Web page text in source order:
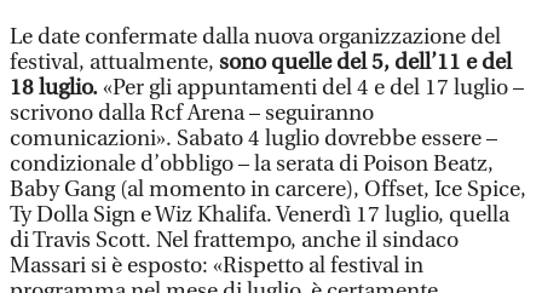
Le date confermate dalla nuova organizzazione del
festival, attualmente, sono quelle del 5, dell’11 e del
18 luglio.«Per gli appuntamenti del 4 e del 17 luglio –
scrivono dalla Rcf Arena – seguiranno
comunicazioni». Sabato 4 luglio dovrebbe essere –
condizionale d’obbligo – la serata di Poison Beatz,
Baby Gang (al momento in carcere), Offset, Ice Spice,
Ty Dolla Sign e Wiz Khalifa. Venerdì 17 luglio, quella
di Travis Scott. Nel frattempo, anche il sindaco
Massari si è esposto: «Rispetto al festival in